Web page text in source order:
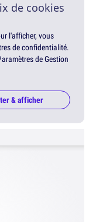
de cookies
l'afficher, vous
de confidentialité.
de Gestion
& afficher